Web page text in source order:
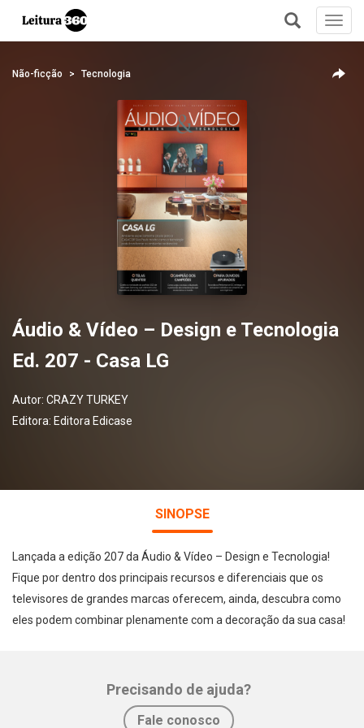
+
Não-ficção Tecnologia
Áudio & Vídeo – Design e Tecnologia
Ed. 207 - Casa LG
Autor: CRAZY TURKEY
Editora: Editora Edicase
SINOPSE
Lançada a edição 207 da Áudio & Vídeo – Design e Tecnologia!
Fique por dentro dos principais recursos e diferenciais que os
televisores de grandes marcas oferecem, ainda, descubra como
eles podem combinar plenamente com a decoração da sua casa!
Precisando de ajuda?
Fale conosco
Facebook Twitter